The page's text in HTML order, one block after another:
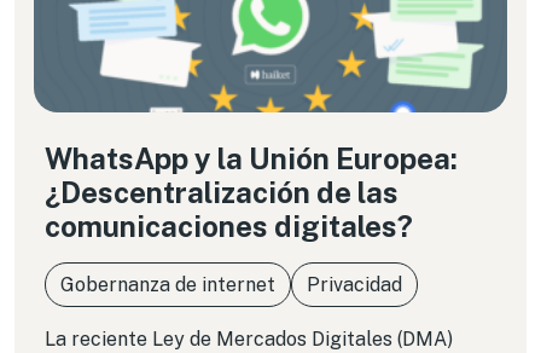
WhatsApp y la Unión Europea:
¿Descentralización de las
comunicaciones digitales?
Gobernanza de internet Privacidad
La reciente Ley de Mercados Digitales (DMA)